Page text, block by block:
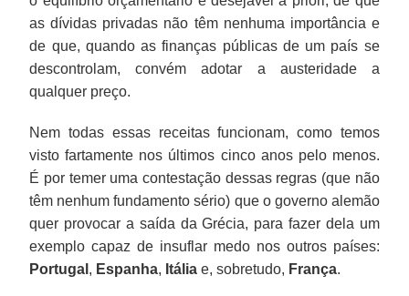
as dívidas privadas não têm nenhuma importância e
de que, quando as finanças públicas de um país se
descontrolam, convém adotar a austeridade a
qualquer preço.
Nem todas essas receitas funcionam, como temos
visto fartamente nos últimos cinco anos pelo menos.
É por temer uma contestação dessas regras (que não
têm nenhum fundamento sério) que o governo alemão
quer provocar a saída da Grécia, para fazer dela um
exemplo capaz de insuflar medo nos outros países:
Portugal , Espanha, Itália e, sobretudo, França.